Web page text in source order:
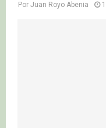
Por Juan Royo Abenia